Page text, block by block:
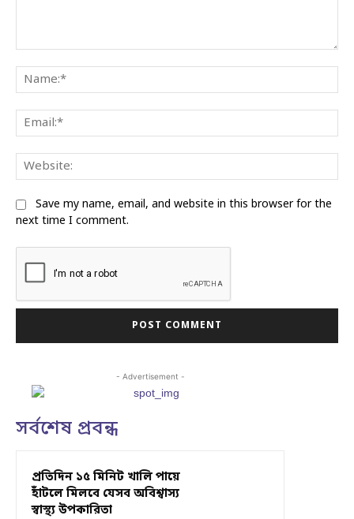
Save my name, email, and website in this browser for the
next time I comment.
- Advertisement -
সর্বশেষ প্রবন্ধ
প্রতিদিন ১৫ মিনিট খালি পায়ে
হাঁটলে মিলবে যেসব অবিশ্বাস্য
স্বাস্থ্য উপকারিতা